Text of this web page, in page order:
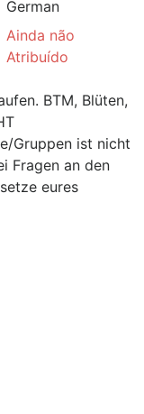
German
Ainda não
Atribuído
BTM, Blüten,
Gruppen ist nicht
Fragen an den
eures